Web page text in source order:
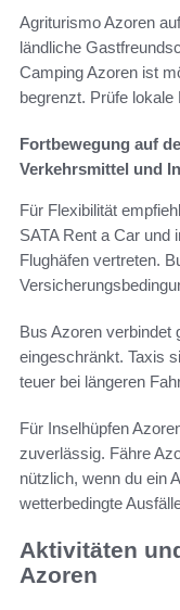
Agriturismo Azoren
ländliche
Camping Azoren ist
begrenzt. Prüfe
Fortbewegung auf
Verkehrsmittel und
Für Flexibilität
SATA Rent a Car und
Flughäfen vertreten.
Bus Azoren verbindet
eingeschränkt. Taxis
teuer bei längeren
Für Inselhüpfen
zuverlässig. Fähre
nützlich, wenn du ein
wetterbedingte
Aktivitäten
Azoren